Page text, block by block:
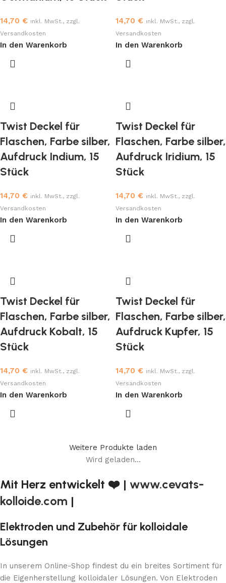
14,70 € inkl. MwSt., zzgl.
Versandkosten
In den Warenkorb
14,70 € inkl. MwSt., zzgl.
Versandkosten
In den Warenkorb
Twist Deckel für
Flaschen, Farbe silber,
Aufdruck Indium, 15
Stück
14,70 € inkl. MwSt., zzgl.
Versandkosten
In den Warenkorb
Twist Deckel für
Flaschen, Farbe silber,
Aufdruck Iridium, 15
Stück
14,70 € inkl. MwSt., zzgl.
Versandkosten
In den Warenkorb
Twist Deckel für
Flaschen, Farbe silber,
Aufdruck Kobalt, 15
Stück
14,70 € inkl. MwSt., zzgl.
Versandkosten
In den Warenkorb
Twist Deckel für
Flaschen, Farbe silber,
Aufdruck Kupfer, 15
Stück
14,70 € inkl. MwSt., zzgl.
Versandkosten
In den Warenkorb
Weitere Produkte laden
Wird geladen...
Mit Herz entwickelt ❤️ | www.cevats-
kolloide.com |
Elektroden und Zubehör für kolloidale
Lösungen
In unserem Online-Shop findest du ein breites Sortiment für
die Eigenherstellung kolloidaler Lösungen. Von Elektroden